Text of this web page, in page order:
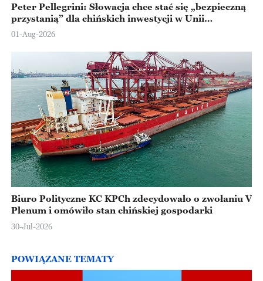
Peter Pellegrini: Słowacja chce stać się „bezpieczną
przystanią” dla chińskich inwestycji w Unii
Europejskiej
01-Aug-2026
Biuro Polityczne KC KPCh zdecydowało o zwołaniu V
Plenum i omówiło stan chińskiej gospodarki
30-Jul-2026
POWIĄZANE TEMATY